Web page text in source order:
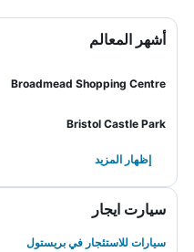
أشهر المعالم
Broadmead Shopping Centre
Bristol Castle Park
إظهار المزيد
سيارت ايجار
سيارات للاستئجار في بريستول